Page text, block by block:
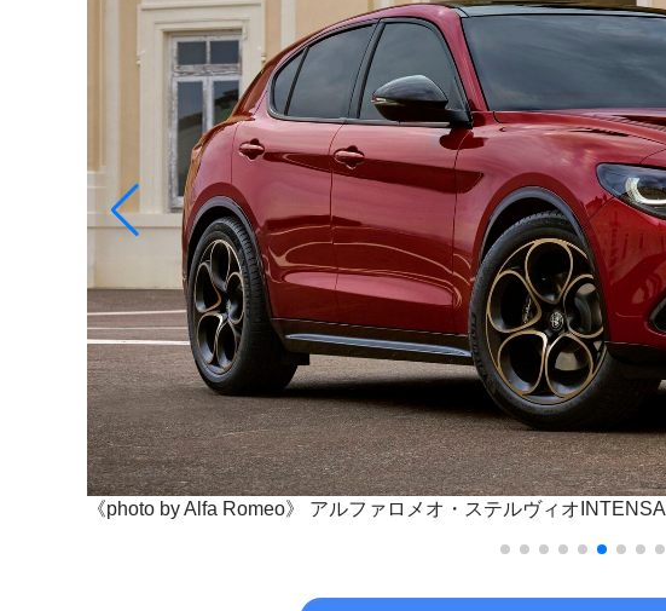
《photo by Alfa Romeo》 アルファロメオ・ステルヴィオINTENSA